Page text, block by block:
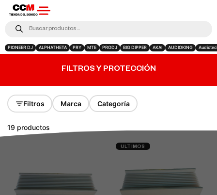
PIONEER DJ ALPHATHETA PRY MTE PRODJ BIG DIPPER AKAI AUDIOKING
FILTROS Y PROTECCIÓN
Filtros Marca Categoría
19 productos
ULTIMOS